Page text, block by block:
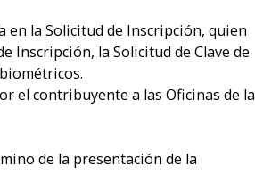
la Solicitud de Inscripción, quien
Inscripción, la Solicitud de Clave de
el contribuyente a las Oficinas de la
de la presentación de la